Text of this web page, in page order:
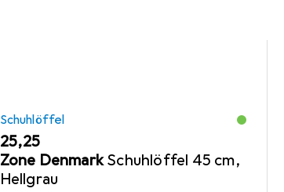
Schuhlöffel
EUR
25,25
Zone DenmarkSchuhlöffel 45 cm,
Hellgrau